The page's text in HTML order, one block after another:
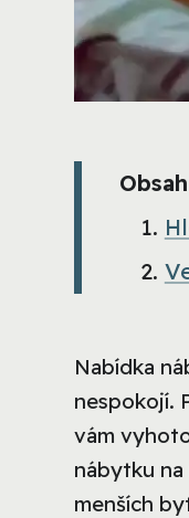
Nabídka
nespokojí.
vám
nábytku
menších